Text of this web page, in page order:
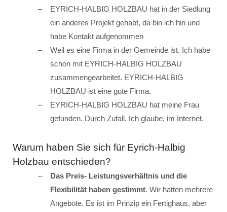
EYRICH-HALBIG HOLZBAU hat in der Siedlung
ein anderes Projekt gehabt, da bin ich hin und
habe Kontakt aufgenommen
Weil es eine Firma in der Gemeinde ist. Ich habe
schon mit EYRICH-HALBIG HOLZBAU
zusammengearbeitet. EYRICH-HALBIG
HOLZBAU ist eine gute Firma.
EYRICH-HALBIG HOLZBAU hat meine Frau
gefunden. Durch Zufall. Ich glaube, im Internet.
Warum haben Sie sich für Eyrich-Halbig
Holzbau entschieden?
Das Preis- Leistungsverhältnis und die
Flexibilität haben gestimmt. Wir hatten mehrere
Angebote. Es ist im Prinzip ein Fertighaus, aber